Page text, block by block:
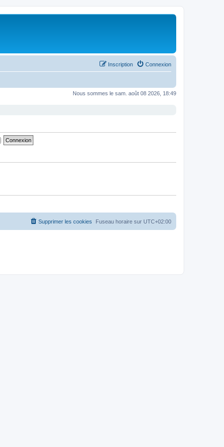
Connexion
Inscription
Nous sommes le sam. août 08 2026, 18:49
Fuseau horaire sur UTC+02:00
Supprimer les cookies